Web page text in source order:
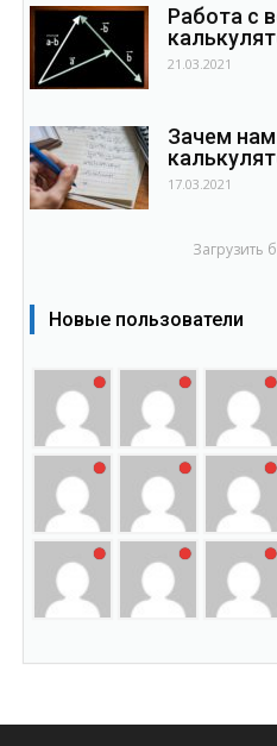
Работа с
21.03.2021
Зачем
17.03.2021
Загрузить
Новые пользователи